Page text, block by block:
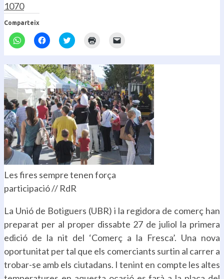
1070
Comparteix
Feu
clic
al
WhatsApp
(S'obre
en
una
nova
finestra)
Feu
clic
al
Facebook
(S'obre
en
una
nova
finestra)
Feu
clic
al
Twitter
(S'obre
en
una
nova
finestra)
(S'obre
en
una
nova
finestra)
un
enllaç
per
correu
electrònic
a
un
amic
(S'obre
en
una
nova
finestra)
Les fires sempre tenen força
participació // RdR
La Unió de Botiguers (UBR) i la regidora de comerç han
preparat per al proper dissabte 27 de juliol la primera
edició de la nit del ‘Comerç a la Fresca’. Una nova
oportunitat per tal que els comerciants surtin al carrer a
trobar-se amb els ciutadans. I tenint en compte les altes